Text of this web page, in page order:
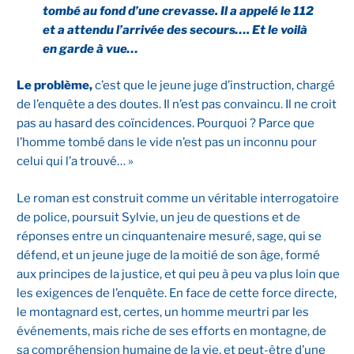
tombé au fond d’une crevasse. Il a appelé le 112
et a attendu l’arrivée des secours…. Et le voilà
en garde à vue…
Le problème,c’est que le jeune juge d’instruction, chargé
de l’enquête a des doutes. Il n’est pas convaincu. Il ne croit
pas au hasard des coïncidences. Pourquoi ? Parce que
l’homme tombé dans le vide n’est pas un inconnu pour
celui qui l’a trouvé… »
Le roman est construit comme un véritable interrogatoire
de police, poursuit Sylvie, un jeu de questions et de
réponses entre un cinquantenaire mesuré, sage, qui se
défend, et un jeune juge de la moitié de son âge, formé
aux principes de la justice, et qui peu à peu va plus loin que
les exigences de l’enquête. En face de cette force directe,
le montagnard est, certes, un homme meurtri par les
événements, mais riche de ses efforts en montagne, de
sa compréhension humaine de la vie, et peut-être d’une